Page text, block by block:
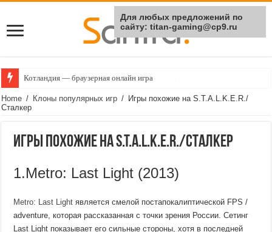
Котландия — браузерная онлайн игра
Home / Клоны популярных игр / Игры похожие на S.T.A.L.K.E.R./
Сталкер
Игры похожие на S.T.A.L.K.E.R./Сталкер
1.Metro: Last Light (2013)
Metro: Last Light является смелой постапокалиптической FPS /
adventure, которая рассказанная с точки зрения России. Сетинг
Last Light показывает его сильные стороны, хотя в последней
Для любых предложений по
сайту: titan-gaming@cp9.ru